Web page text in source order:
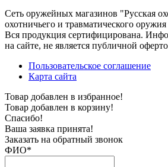
Сеть оружейных магазинов "Русская
охотничьего и травматического оружия
Вся продукция сертифицирована.
на сайте, не является публичной
Пользовательское соглашение
Карта сайта
Товар добавлен в избранное!
Товар добавлен в корзину!
Спасибо!
Ваша заявка принята!
Заказать на обратный звонок
ФИО*